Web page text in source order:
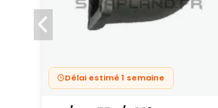
Délai estimé 1 semaine